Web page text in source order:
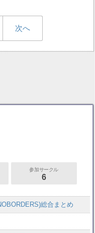
次へ
参加サークル
6
総合まとめ